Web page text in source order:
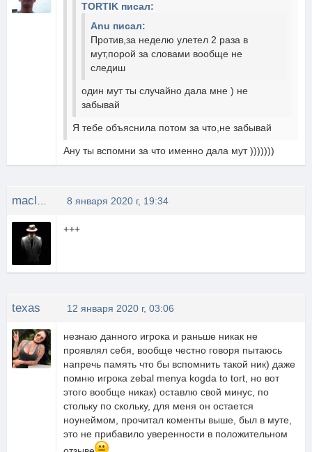
TORTIK писал:
Anu писал:
Против,за неделю улетел 2 раза в
мут,порой за словами вообще не
следиш
один мут ты случайно дала мне ) не
забывай
Я тебе объяснила потом за что,не забывай
Ану ты вспомни за что именно дала мут )))))))
8 января 2020 г, 19:34
+++
texas 12 января 2020 г, 03:06
незнаю данного игрока и раньше никак не
проявлял себя, вообще честно говоря пытаюсь
напречь память что бы вспомнить такой ник) даже
помню игрока zebal menya kogda to tort, но вот
этого вообще никак) оставлю свой минус, по
стольку по скольку, для меня он остается
ноунеймом, прочитал коменты выше, был в муте,
это не прибавило уверенности в положительном